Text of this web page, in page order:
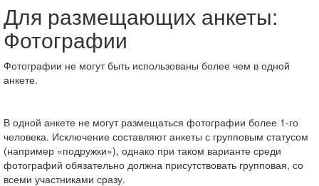
Для размещающих анкеты:
Фотографии
Фотографии не могут быть использованы более чем в одной
анкете.
В одной анкете не могут размещаться фотографии более 1-го
человека. Исключение составляют анкеты с групповым статусом
(например «подружки»), однако при таком варианте среди
фотографий обязательно должна присутствовать групповая, со
всеми участниками сразу.